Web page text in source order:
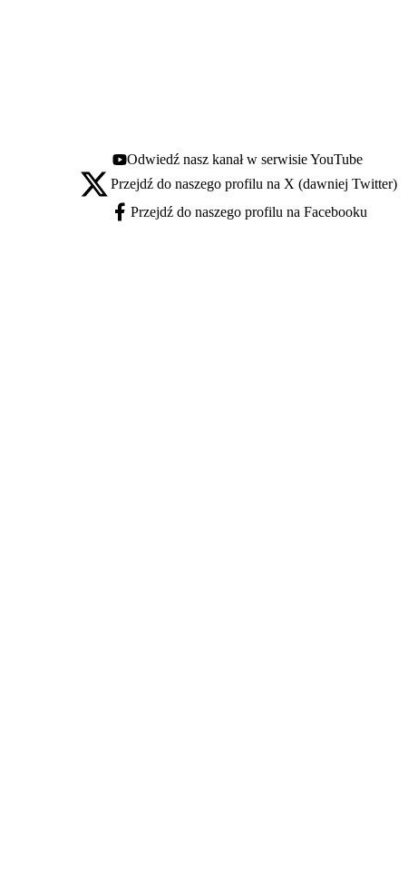
Youtube - otwiera się w nowej karcie
Odwiedź nasz kanał w serwisie YouTube
X - otwiera się w nowej karcie
Przejdź do naszego profilu na X (dawniej Twitter)
Facebook - otwiera się w nowej karcie
Przejdź do naszego profilu na Facebooku